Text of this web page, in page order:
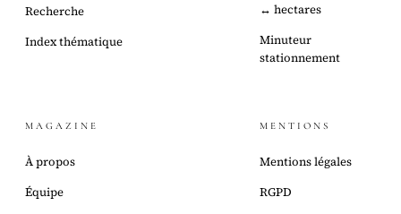
Recherche
Index thématique
↔ hectares
Minuteur
stationnement
MAGAZINE
À propos
Équipe
MENTIONS
Mentions légales
RGPD